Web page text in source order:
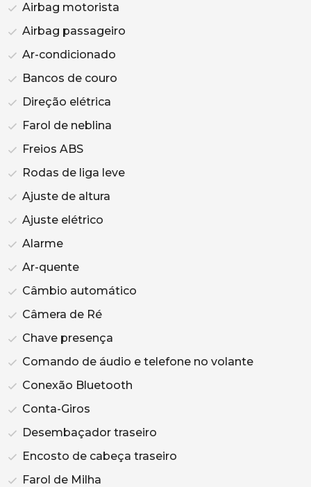
Airbag motorista
Airbag passageiro
Ar-condicionado
Bancos de couro
Direção elétrica
Farol de neblina
Freios ABS
Rodas de liga leve
Ajuste de altura
Ajuste elétrico
Alarme
Ar-quente
Câmbio automático
Câmera de Ré
Chave presença
Comando de áudio e telefone no volante
Conexão Bluetooth
Conta-Giros
Desembaçador traseiro
Encosto de cabeça traseiro
Farol de Milha